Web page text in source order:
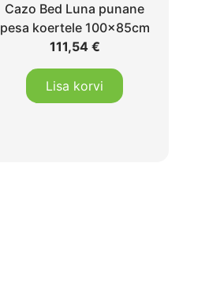
Cazo Bed Luna punane
pesa koertele 100x85cm
111,54 €
Lisa korvi